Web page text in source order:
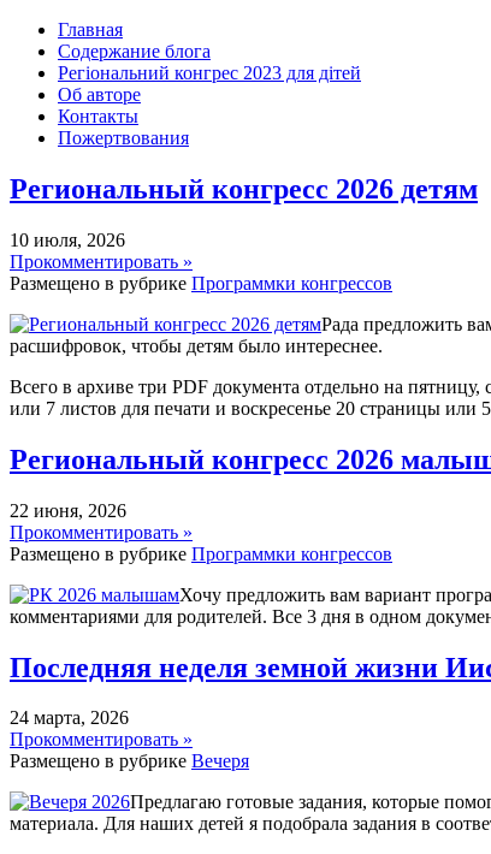
Главная
Содержание блога
Регіональний конгрес 2023 для дітей
Об авторе
Контакты
Пожертвования
Региональный конгресс 2026 детям
10 июля, 2026
Прокомментировать »
Размещено в рубрике Программки конгрессов
Рада предложить
расшифровок, чтобы детям было интереснее.
Всего в архиве три PDF документа отдельно на
или 7 листов для печати и воскресенье 20 страницы или
Региональный конгресс 2026
22 июня, 2026
Прокомментировать »
Размещено в рубрике Программки конгрессов
Хочу предложить вам вариант
комментариями для родителей. Все 3 дня в одном
Последняя неделя земной жизни
24 марта, 2026
Прокомментировать »
Размещено в рубрике Вечеря
Предлагаю готовые задания, которые
материала. Для наших детей я подобрала задания в